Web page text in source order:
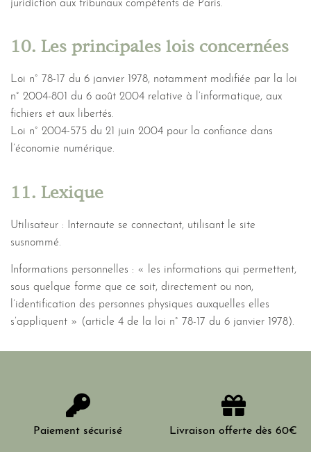
juridiction aux tribunaux compétents de Paris.
10. Les principales lois concernées
Loi n° 78-17 du 6 janvier 1978, notamment modifiée par la loi
n° 2004-801 du 6 août 2004 relative à l’informatique, aux
fichiers et aux libertés.
Loi n° 2004-575 du 21 juin 2004 pour la confiance dans
l’économie numérique.
11. Lexique
Utilisateur : Internaute se connectant, utilisant le site
susnommé.
Informations personnelles : « les informations qui permettent,
sous quelque forme que ce soit, directement ou non,
l’identification des personnes physiques auxquelles elles
s’appliquent » (article 4 de la loi n° 78-17 du 6 janvier 1978).
Paiement sécurisé Livraison offerte dès 60€